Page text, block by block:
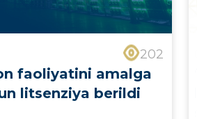
202
faoliyatini amalga
litsenziya berildi